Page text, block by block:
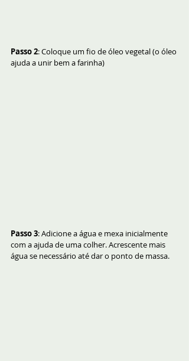
Passo 2: Coloque um fio de óleo vegetal (o óleo
ajuda a unir bem a farinha)
Passo 3: Adicione a água e mexa inicialmente
com a ajuda de uma colher. Acrescente mais
água se necessário até dar o ponto de massa.